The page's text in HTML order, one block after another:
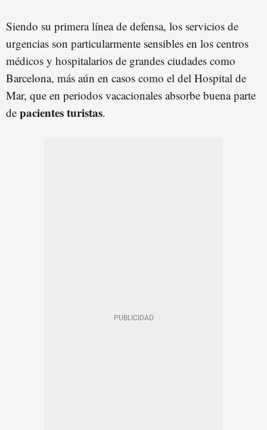
Siendo su primera línea de defensa, los servicios de
urgencias son particularmente sensibles en los centros
médicos y hospitalarios de grandes ciudades como
Barcelona, más aún en casos como el del Hospital de
Mar, que en periodos vacacionales absorbe buena parte
de pacientes turistas.